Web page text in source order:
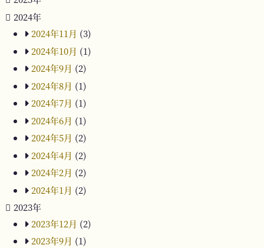
2024年
2024年11月 (3)
2024年10月 (1)
2024年9月 (2)
2024年8月 (1)
2024年7月 (1)
2024年6月 (1)
2024年5月 (2)
2024年4月 (2)
2024年2月 (2)
2024年1月 (2)
2023年
2023年12月 (2)
2023年9月 (1)